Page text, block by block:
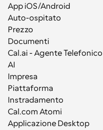
App iOS/Android
Auto-ospitato
Prezzo
Documenti
Cal.ai - Agente Telefonico
AI
Impresa
Piattaforma
Instradamento
Cal.com Atomi
Applicazione Desktop